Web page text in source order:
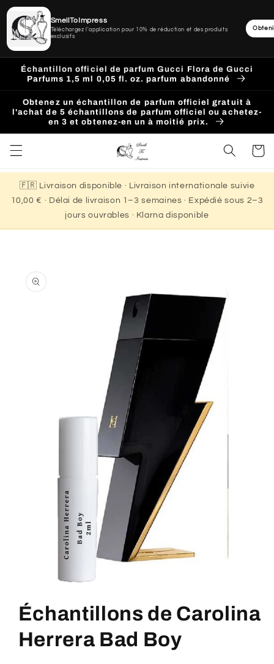
Ignorer
passer
au
Échantillon officiel de parfum Gucci Flora de Gucci
Parfums 1,5 ml 0,05 fl. oz. parfum abandonné
Obtenez un échantillon de parfum officiel gratuit à
l'achat de 5 échantillons de parfum officiel ou achetez-
en 3 et obtenez-en un à moitié prix.
Panier
🇫🇷 Livraison disponible · Livraison internationale suivie
10,00 € · Délai de livraison 1–3 semaines · Expédié sous 2–3
jours ouvrables · Klarna disponible
informations
produits
média
dans
une
fenêtre
Échantillons de Carolina
Herrera Bad Boy
SmellToImpress
Téléchargez l'application pour 10% de réduction et des produits
exclusifs